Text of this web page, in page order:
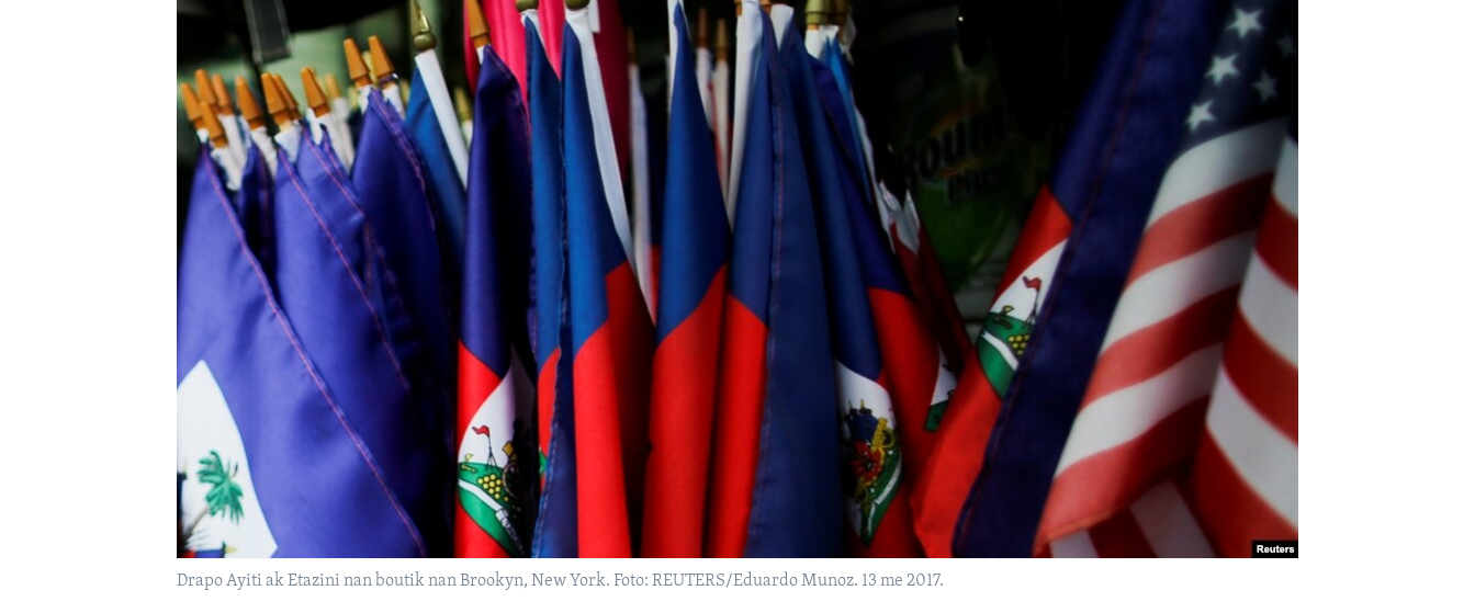
Drapo Ayiti ak Etazini nan boutik nan Brookyn, New York. Foto: REUTERS/Eduardo Munoz. 13 me 2017.